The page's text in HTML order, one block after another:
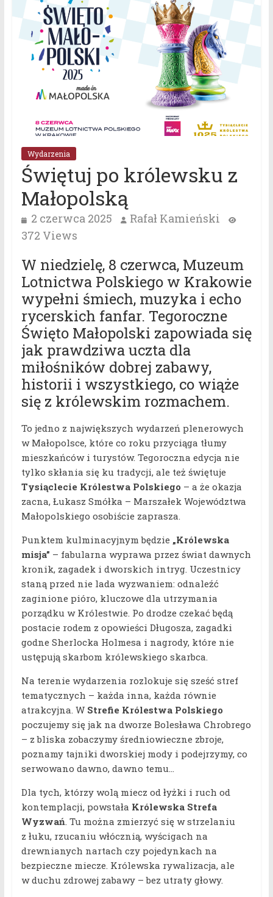
Wydarzenia
Świętuj po królewsku z
Małopolską
2 czerwca 2025
Rafał Kamieński
372 Views
W niedzielę, 8 czerwca, Muzeum
Lotnictwa Polskiego w Krakowie
wypełni śmiech, muzyka i echo
rycerskich fanfar. Tegoroczne
Święto Małopolski zapowiada się
jak prawdziwa uczta dla
miłośników dobrej zabawy,
historii i wszystkiego, co wiąże
się z królewskim rozmachem.
To jedno z największych wydarzeń plenerowych
w Małopolsce, które co roku przyciąga tłumy
mieszkańców i turystów. Tegoroczna edycja nie
tylko skłania się ku tradycji, ale też świętuje
Tysiąclecie Królestwa Polskiego – a że okazja
zacna, Łukasz Smółka – Marszałek Województwa
Małopolskiego osobiście zaprasza.
Punktem kulminacyjnym będzie „Królewska
misja” – fabularna wyprawa przez świat dawnych
kronik, zagadek i dworskich intryg. Uczestnicy
staną przed nie lada wyzwaniem: odnaleźć
zaginione pióro, kluczowe dla utrzymania
porządku w Królestwie. Po drodze czekać będą
postacie rodem z opowieści Długosza, zagadki
godne Sherlocka Holmesa i nagrody, które nie
ustępują skarbom królewskiego skarbca.
Na terenie wydarzenia rozlokuje się sześć stref
tematycznych – każda inna, każda równie
atrakcyjna. W Strefie Królestwa Polskiego
poczujemy się jak na dworze Bolesława Chrobrego
– z bliska zobaczymy średniowieczne zbroje,
poznamy tajniki dworskiej mody i podejrzymy, co
serwowano dawno, dawno temu…
Dla tych, którzy wolą miecz od łyżki i ruch od
kontemplacji, powstała Królewska Strefa
Wyzwań. Tu można zmierzyć się w strzelaniu
z łuku, rzucaniu włócznią, wyścigach na
drewnianych nartach czy pojedynkach na
bezpieczne miecze. Królewska rywalizacja, ale
w duchu zdrowej zabawy – bez utraty głowy.